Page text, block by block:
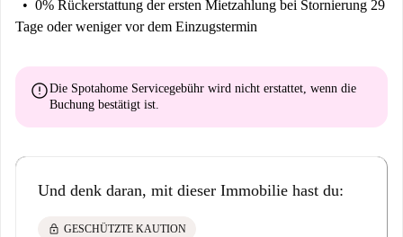
0% Rückerstattung der ersten Mietzahlung bei Stornierung 29
Tage oder weniger vor dem Einzugstermin
errorDie Spotahome Servicegebühr wird nicht erstattet, wenn die
Buchung bestätigt ist.
Und denk daran, mit dieser Immobilie hast du:
lock GESCHÜTZTE KAUTION